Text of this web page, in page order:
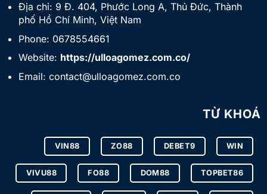
Địa chỉ: 9 Đ. 404, Phước Long A, Thủ Đức, Thành
phố Hồ Chí Minh, Việt Nam
Phone: 0678554661
Website: https://ulloagomez.com.co/
Email: contact@ulloagomez.com.co
TỪ KHOÁ
VIN88 ZO88 DEBET9 WIN
VIVU88 FO88 DOM88 TOPBET86